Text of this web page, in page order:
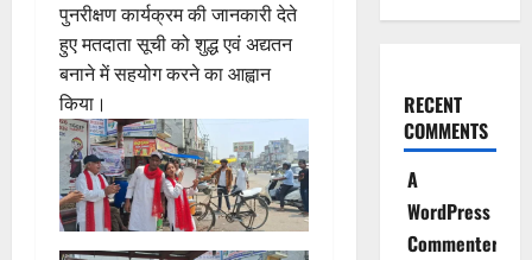
पुनरीक्षण कार्यक्रम की जानकारी देते
हुए मतदाता सूची को शुद्ध एवं अद्यतन
बनाने में सहयोग करने का आह्वान
किया।
RECENT
COMMENTS
A
WordPress
Commenter